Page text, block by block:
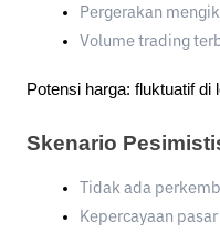
Pergerakan
Volume trading
Potensi harga: fluktuatif di
Skenario
Tidak ada
Kepercayaan